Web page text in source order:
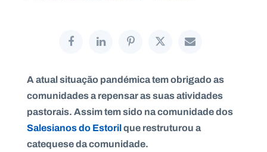
A atual situação pandémica tem obrigado as
comunidades a repensar as suas atividades
pastorais. Assim tem sido na comunidade dos
Salesianos do Estorilque restruturou a
catequese da comunidade.
O
T
L
N
A
C
O